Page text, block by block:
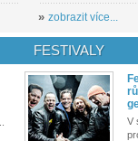
» zobrazit více...
FESTIVALY
V